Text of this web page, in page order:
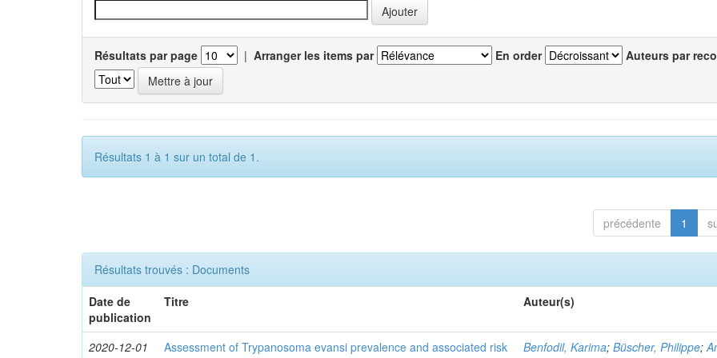
Résultats par page | Arranger les items par En order Auteurs par
Résultats 1 à 1 sur un total de 1.
précédente 1
Résultats trouvés : Documents
Date de
publication
Titre Auteur(s)
2020-12-01
Assessment of Trypanosoma evansi prevalence and associated risk
Benfodil, Karima;Büscher, Philippe;